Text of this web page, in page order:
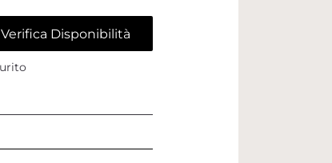
Verifica Disponibilità